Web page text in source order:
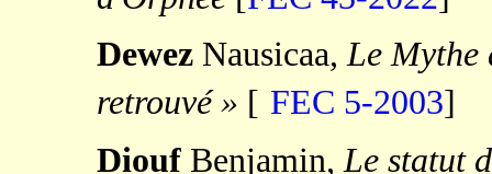
Dewez Nausicaa, Le Mythe
retrouvé » [ FEC 5-2003]
Diouf Benjamin, Le statut